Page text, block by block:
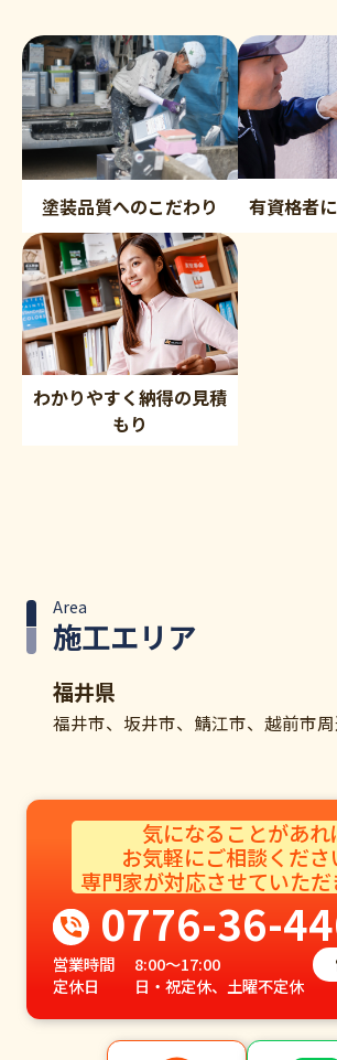
塗装品質へのこだわり 有資格者
わかりやすく納得の見積
もり
施工エリア
Area
福井県
福井市、坂井市、鯖江市、越前市周
気になることがあれ
お気軽にご相談くださ
専門家が対応させていただ
0776-36-
営業時間
8:00～17:00
定休日
日・祝定休、土曜不定休